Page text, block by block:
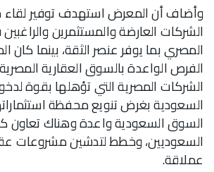
وأضاف أن المعرض استهدف توفير لقاء
الشركات العارضة والمستثمرين
المصري بما يوفر عنصر الثقة، بينما كان
الفرص الواعدة بالسوق العقارية
الشركات المصرية التي تؤهلها بقوة
السعودية بغرض تنويع محفظة
السوق السعودية واعدة وهناك تعاون
السعوديين، وخطط لتدشين مشروعات
عملاقة.